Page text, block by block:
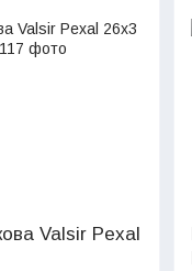
Valsir Pexal